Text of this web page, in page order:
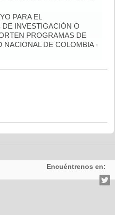
PARA EL
INVESTIGACIÓN O
PROGRAMAS DE
NACIONAL DE COLOMBIA -
Encuéntrenos en: